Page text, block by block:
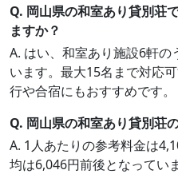
Q. 岡山県の和室あり貸別荘
ますか？
A. はい、和室あり施設6軒
います。最大15名まで対応
行や合宿にもおすすめです。
Q. 岡山県の和室あり貸別荘
A. 1人あたりの参考料金は
均は6,046円前後となってい